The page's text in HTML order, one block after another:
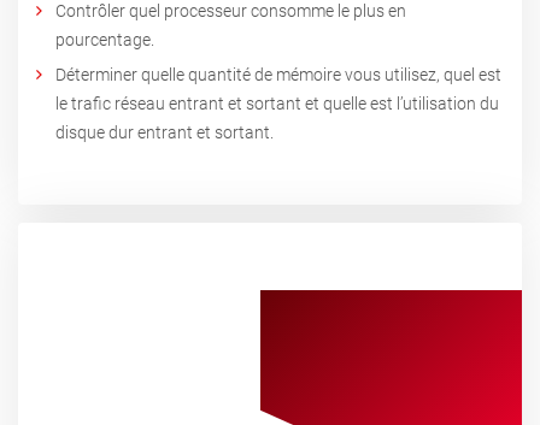
Contrôler quel processeur consomme le plus en
pourcentage.
Déterminer quelle quantité de mémoire vous utilisez, quel est
le trafic réseau entrant et sortant et quelle est l’utilisation du
disque dur entrant et sortant.